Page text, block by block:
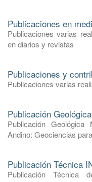
Publicaciones en
Publicaciones varias
en diarios y revistas
Publicaciones y
Publicaciones varias
Publicación
Publicación Geológica
Andino: Geociencias
Publicación Técnica
Publicación Técnica